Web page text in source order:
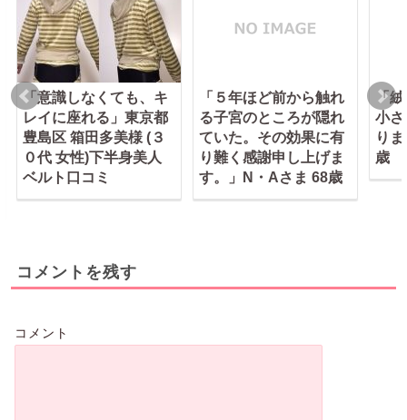
「意識しなくても、キ
レイに座れる」東京都
豊島区 箱田多美様 (３
０代 女性)下半身美人
ベルト口コミ
「５年ほど前から触れ
る子宮のところが隠れ
ていた。その効果に有
り難く感謝申し上げま
す。」N・Aさま 68歳
「
小
り
歳
コメントを残す
コメント